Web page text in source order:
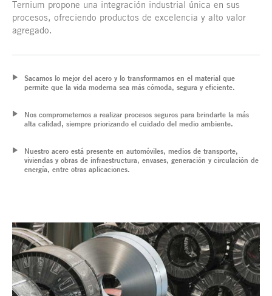
Ternium propone una integración industrial única en sus
procesos, ofreciendo productos de excelencia y alto valor
agregado.
Sacamos lo mejor del acero y lo transformamos en el material que
permite que la vida moderna sea más cómoda, segura y eficiente.
Nos comprometemos a realizar procesos seguros para brindarte la más
alta calidad, siempre priorizando el cuidado del medio ambiente.
Nuestro acero está presente en automóviles, medios de transporte,
viviendas y obras de infraestructura, envases, generación y circulación de
energía, entre otras aplicaciones.